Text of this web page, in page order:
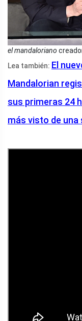
el mandaloriano
Lea también: El
Mandalorian
sus primeras 24
más visto de una